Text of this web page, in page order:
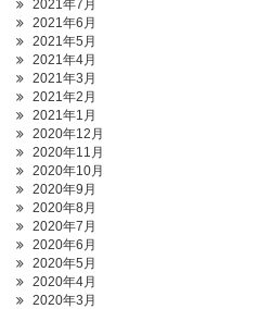
2021年7月
2021年6月
2021年5月
2021年4月
2021年3月
2021年2月
2021年1月
2020年12月
2020年11月
2020年10月
2020年9月
2020年8月
2020年7月
2020年6月
2020年5月
2020年4月
2020年3月